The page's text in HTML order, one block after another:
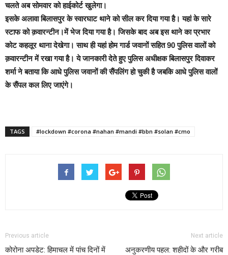
चलते अब सोमवार को हाईकोर्ट खुलेगा।
इसके अलावा बिलासपुर के स्वारघाट थाने को सील कर दिया गया है। यहां के सारे
स्टाफ को क़वारन्टीन।में भेज दिया गया है। जिसके बाद अब इस थाने का प्रभार
कोट कहलूर थाना देखेगा। साथ ही यहां होम गार्ड जवानों सहित 90 पुलिस वालों को
क़वारन्टीन में रखा गया है। ये जानकारी देते हुए पुलिस अधीक्षक बिलासपुर दिवाकर
शर्मा ने बताया कि आधे पुलिस जवानों की सैंपलिंग हो चुकी है जबकि आधे पुलिस वालों
के सैंपल कल लिए जाएंगे।
TAGS #lockdown #corona #nahan #mandi #bbn #solan #cmo
Previous article
कोरोना अपडेट: हिमाचल में पांच दिनों में
Next article
अनुकरणीय पहल: शहीदों के और गरीब